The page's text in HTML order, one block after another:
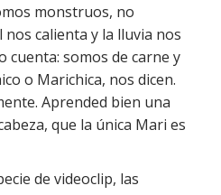
monstruos, no
nos calienta y la lluvia nos
cuenta: somos de carne y
o Marichica, nos dicen.
Aprended bien una
que la única Mari es
de videoclip, las